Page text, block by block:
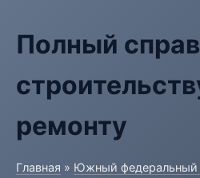
Полный
ремонту
Главная » Южный федеральный